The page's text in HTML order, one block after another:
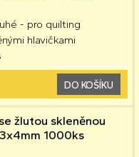
- pro quilting
hlavičkami
DO KOŠÍKU
žlutou skleněnou
1000ks